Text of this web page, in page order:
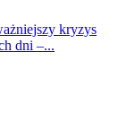
kryzys
dni –...